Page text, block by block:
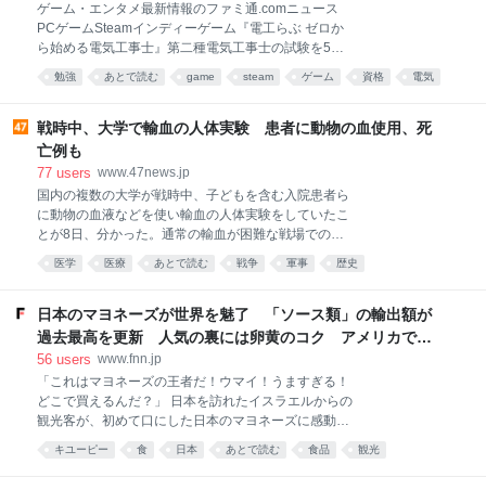
す。 とうもろこしのあまみや香りがやさしく溶け出し
たスープが、肉を食べるとじゅわっとしみだしてきま
す。本来とうもろこしは甘くて濃い味の野菜ですが、
なぜかこのスープで味わうと、さっぱりとした印象で
のの、仕込んでしまえ
ム | ゲーム・エンタメ最新情報のファミ通.com
ゲーム・エンタメ最新情報のファミ通.comニュース
PCゲームSteamインディーゲーム『電工らぶ ゼロか
ら始める電気工事士』第二種電気工事士の試験を5人
のヒロインと勉強。青春しながら“過去問1000問”や“本
番形式CBT模擬試験”で本格的に学べるノベルゲーム
勉強 あとで読む game steam ゲーム 資格 電気
戦時中、大学で輸血の人体実験 患者に動物の血使用、死
亡例も
77 users www.47news.jp
国内の複数の大学が戦時中、子どもを含む入院患者ら
に動物の血液などを使い輸血の人体実験をしていたこ
とが8日、分かった。通常の輸血が困難な戦場での応
用を意図した実験が多く、死者も出ていた。戦争と医
学の問題に詳しい吉中丈志・京都大医学部臨床教授
遂行への協力で、非倫理的な人体実験のハードルが下
がっていたと考えられる」と指摘する。 京都府立医
大、九州帝国大（現九州大）、熊本医大（現熊本大）
異なる「異型血（不適合血）」、動物由来の「異種
血」を注入していた。 1937年の日中戦争開始前から
太平洋戦争期までの実験の論文が、当時の医学誌など
に掲載されていることを吉中氏と共同通信が確認し
医学 医療 あとで読む 戦争 軍事 歴史
日本のマヨネーズが世界を魅了 「ソース類」の輸出額が
過去最高を更新 人気の裏には卵黄のコク アメリカで
は“日本風”が誕生｜FNNプライムオンライン
56 users www.fnn.jp
「これはマヨネーズの王者だ！ウマイ！うますぎる！
どこで買えるんだ？」 日本を訪れたイスラエルからの
観光客が、初めて口にした日本のマヨネーズに感動し
てそう叫びました。取材班が近くの店に案内すると、
彼はすぐさま商品を手に取り、「母国に持って帰る
キユーピー 食 日本 あとで読む 食品 観光